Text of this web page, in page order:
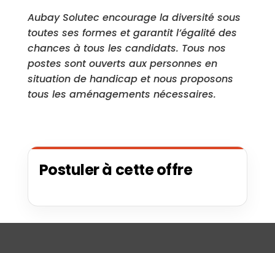
Aubay Solutec encourage la diversité sous
toutes ses formes et garantit l’égalité des
chances à tous les candidats. Tous nos
postes sont ouverts aux personnes en
situation de handicap et nous proposons
tous les aménagements nécessaires.
Postuler à cette offre